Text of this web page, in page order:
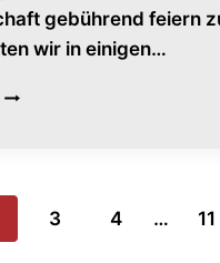
gebührend feiern
wir in einigen…
3 4 … 11